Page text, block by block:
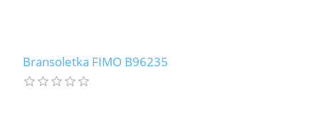
Bransoletka FIMO B96235